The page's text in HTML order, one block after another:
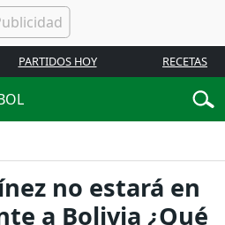
PARTIDOS HOY RECETAS
no estará en
a Bolivia ¿Qué